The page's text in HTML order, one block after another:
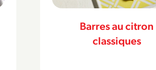
Scones vanille,
et dattes